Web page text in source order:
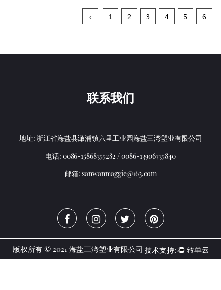
‹ 1 2 3 4 5 6
联系我们
地址: 浙江省海盐县澉浦镇六里工业园海盐三湾塑业有限公司
电话: 0086-15868355282 / 0086-13906735840
邮箱: sanwanmaggie@163.com
版权所有 © 2021 海盐三湾塑业有限公司